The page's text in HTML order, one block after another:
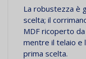
La robustezza è
scelta; il
MDF ricoperto
mentre il telaio e
prima scelta.